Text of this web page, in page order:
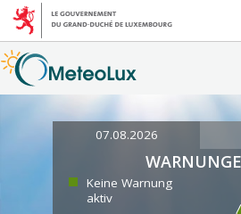
07.08.2026
Keine Warnung
aktiv